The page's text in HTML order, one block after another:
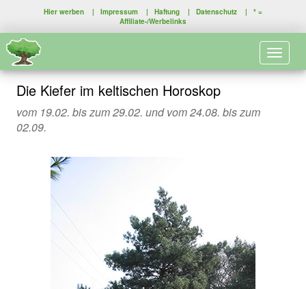
Hier werben | Impressum | Haftung | Datenschutz | * =
Affiliate-/Werbelinks
Die Kiefer im keltischen Horoskop
vom 19.02. bis zum 29.02. und vom 24.08. bis zum
02.09.